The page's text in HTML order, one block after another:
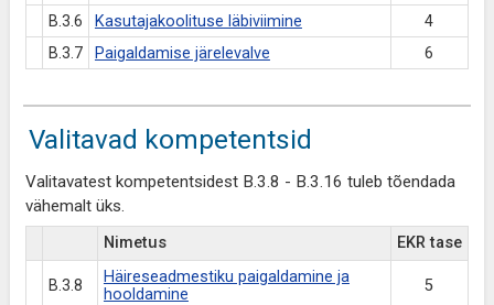
B.3.6
Kasutajakoolituse läbiviimine
4
B.3.7
Paigaldamise järelevalve 6
Valitavad kompetentsid
Valitavatest kompetentsidest B.3.8 - B.3.16 tuleb tõendada
vähemalt üks.
Nimetus EKR tase
B.3.8
Häireseadmestiku paigaldamine ja
hooldamine
5